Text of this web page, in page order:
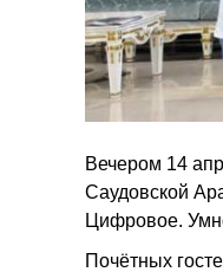
Вечером 14
Саудовской
Цифровое.
Почётных